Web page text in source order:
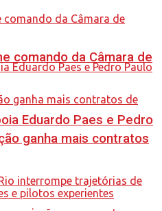
Eduardo Paes e Pedro
comando da Câmara de
ganha mais contratos